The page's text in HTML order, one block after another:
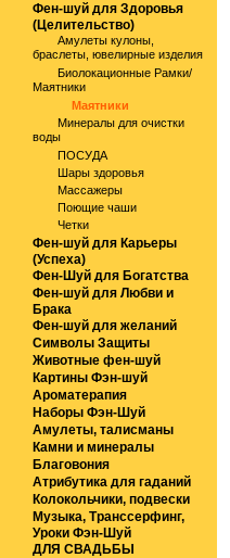
Фен-шуй для Здоровья
(Целительство)
Амулеты кулоны,
браслеты, ювелирные изделия
Биолокационные Рамки/
Маятники
Маятники
Минералы для очистки
воды
ПОСУДА
Шары здоровья
Массажеры
Поющие чаши
Четки
Фен-шуй для Карьеры
(Успеха)
Фен-Шуй для Богатства
Фен-шуй для Любви и
Брака
Фен-шуй для желаний
Символы Защиты
Животные фен-шуй
Картины Фэн-шуй
Ароматерапия
Наборы Фэн-Шуй
Амулеты, талисманы
Камни и минералы
Благовония
Атрибутика для гаданий
Колокольчики, подвески
Музыка, Транссерфинг,
Уроки Фэн-Шуй
ДЛЯ СВАДЬБЫ